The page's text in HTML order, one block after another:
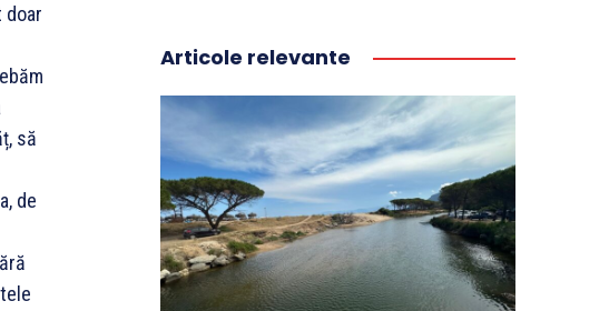
doar
să
de
Articole relevante